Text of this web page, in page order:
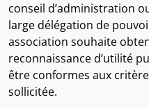
conseil d’administration
large délégation de
association souhaite
reconnaissance d’utilité
être conformes aux
sollicitée.